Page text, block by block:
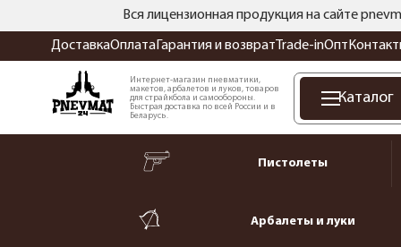
Вся лицензионная продукция на сайте
ДоставкаОплата Гарантия и возврат Trade-inОпт
Интернет-магазин пневматики,
макетов, арбалетов и луков, товаров
для страйкбола и самообороны.
Быстрая доставка по всей России и в
Беларусь.
Каталог
Пистолеты
Арбалеты и луки